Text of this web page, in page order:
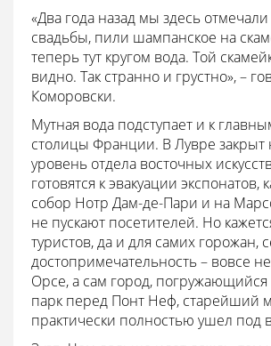
«Два года назад мы здесь
свадьбы, пили шампанское на
теперь тут кругом вода. Той
видно. Так странно и грустно», –
Коморовски.
Мутная вода подступает и к
столицы Франции. В Лувре
уровень отдела восточных
готовятся к эвакуации экспонатов,
собор Нотр Дам-де-Пари и на
не пускают посетителей. Но
туристов, да и для самих горожан,
достопримечательность – вовсе
Орсе, а сам город, погружающийся
парк перед Понт Неф, старейший
практически полностью ушел под